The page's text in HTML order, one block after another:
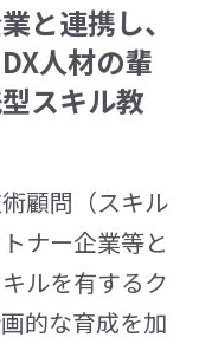
と連携し、
人材の輩
スキル教
顧問（スキル
ナー企業等と
ルを有するク
的な育成を加